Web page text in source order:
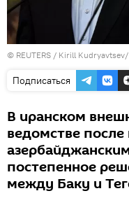
© REUTERS / Kirill Kudryavtsev/
Подписаться
В иранском
ведомстве после
постепенное
между Баку и